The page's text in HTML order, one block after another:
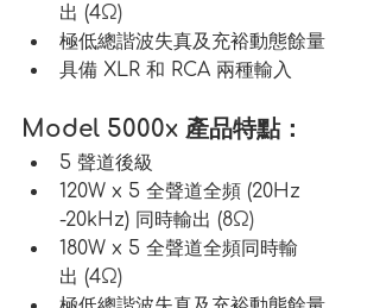
出 (4Ω)
極低總諧波失真及充裕動態餘量
具備 XLR 和 RCA 兩種輸入
Model 5000x 產品特點：
5 聲道後級
120W x 5 全聲道全頻 (20Hz
-20kHz) 同時輸出 (8Ω)
180W x 5 全聲道全頻同時輸
出 (4Ω)